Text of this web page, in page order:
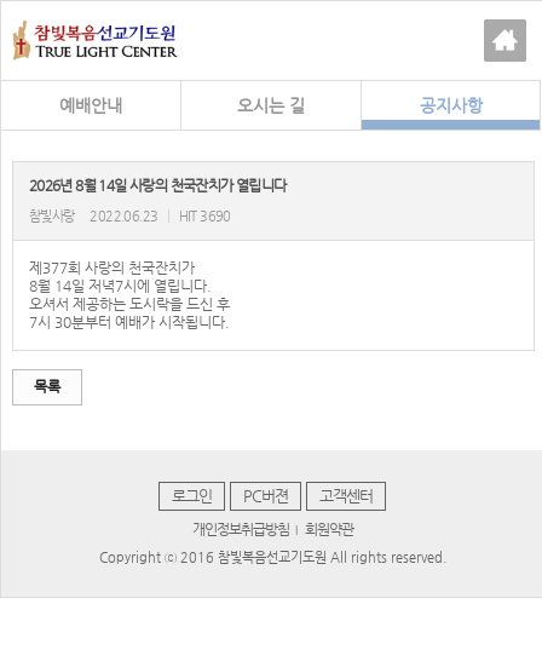
예배안내 오시는 길 공지사항
2026년 8월 14일 사랑의 천국잔치가 열립니다
참빛사랑 2022.06.23 HIT 3690
제377회 사랑의 천국잔치가
8월 14일 저녁7시에 열립니다.
오셔서 제공하는 도시락을 드신 후
7시 30분부터 예배가 시작됩니다.
목록
로그인 PC버젼 고객센터
개인정보취급방침 회원약관
Copyright ⓒ 2016 참빛복음선교기도원 All rights reserved.